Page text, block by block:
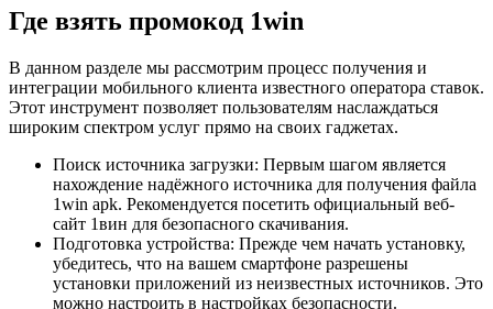
Где взять промокод 1win
В данном разделе мы рассмотрим процесс получения и
интеграции мобильного клиента известного оператора ставок.
Этот инструмент позволяет пользователям наслаждаться
широким спектром услуг прямо на своих гаджетах.
Поиск источника загрузки: Первым шагом является
нахождение надёжного источника для получения файла
1win apk. Рекомендуется посетить официальный веб-
сайт 1вин для безопасного скачивания.
Подготовка устройства: Прежде чем начать установку,
убедитесь, что на вашем смартфоне разрешены
установки приложений из неизвестных источников. Это
можно настроить в настройках безопасности.